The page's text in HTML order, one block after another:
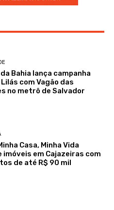
Bahia lança campanha
com Vagão das
no metrô de Salvador
Casa, Minha Vida
imóveis em Cajazeiras com
de até R$ 90 mil